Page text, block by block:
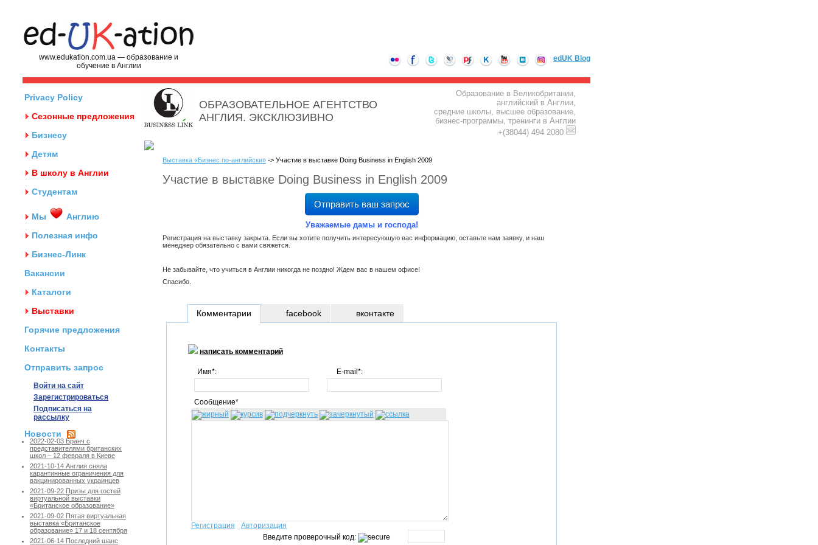
www.edukation.com.ua — образование и
обучение в Англии
edUK Blog
Privacy Policy
Сезонные предложения
Бизнесу
Детям
В школу в Англии
Студентам
Мы
Англию
Полезная инфо
Бизнес-Линк
Вакансии
Каталоги
Выставки
Горячие предложения
Контакты
Отправить запрос
Войти на сайт
Зарегистрироваться
Подписаться на
рассылку
Новости
2022-02-03 Бранч с
представителями британских
школ – 12 февраля в Киеве
2021-10-14 Англия сняла
карантинные ограничения для
вакцинированных украинцев
2021-09-22 Призы для гостей
виртуальной выставки
«Британское образование»
2021-09-02 Пятая виртуальная
выставка «Британское
образование» 17 и 18 сентября
2021-06-14 Последний шанс
ОБРАЗОВАТЕЛЬНОЕ АГЕНТСТВО
АНГЛИЯ. ЭКСКЛЮЗИВНО
Образование в Великобритании,
английский в Англии,
средние школы, высшее образование,
бизнес-программы, тренинги в Англии
+(38044) 494 2080
Выставка «Бизнес по-английски» -> Участие в выставке Doing Business in English 2009
Участие в выставке Doing Business in English 2009
Отправить ваш запрос
Уважаемые дамы и господа!
Регистрация на выставку закрыта. Если вы хотите получить интересующую вас информацию, оставьте нам заявку, и наш
менеджер обязательно с вами свяжется.
Не забывайте, что учиться в Англии никогда не поздно! Ждем вас в нашем офисе!
Спасибо.
Комментарии
написать комментарий
Имя*: E-mail*:
Сообщение*
Регистрация
Авторизация
Введите проверочный код:
facebook вконтакте